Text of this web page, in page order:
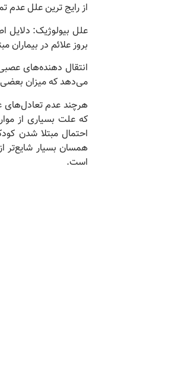
از رایج ترین علل عدم
علل بیولوژیک: دلایل
بروز علائم در بیماران
انتقال دهنده‌های
می‌دهد که میزان بعضی
هرچند عدم تعادل‌های
که علت بسیاری از
احتمال مبتلا شدن
همسان بسیار شایع‌تر
است.